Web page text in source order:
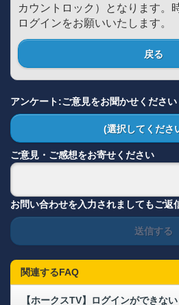
カウントロック）となります。
ログインをお願いいたします。
戻る
アンケート:ご意見をお聞かせください
(選択してくださ
ご意見・ご感想をお寄せください
お問い合わせを入力されましてもご返
送信する
関連するFAQ
【ホークスTV】ログインができない